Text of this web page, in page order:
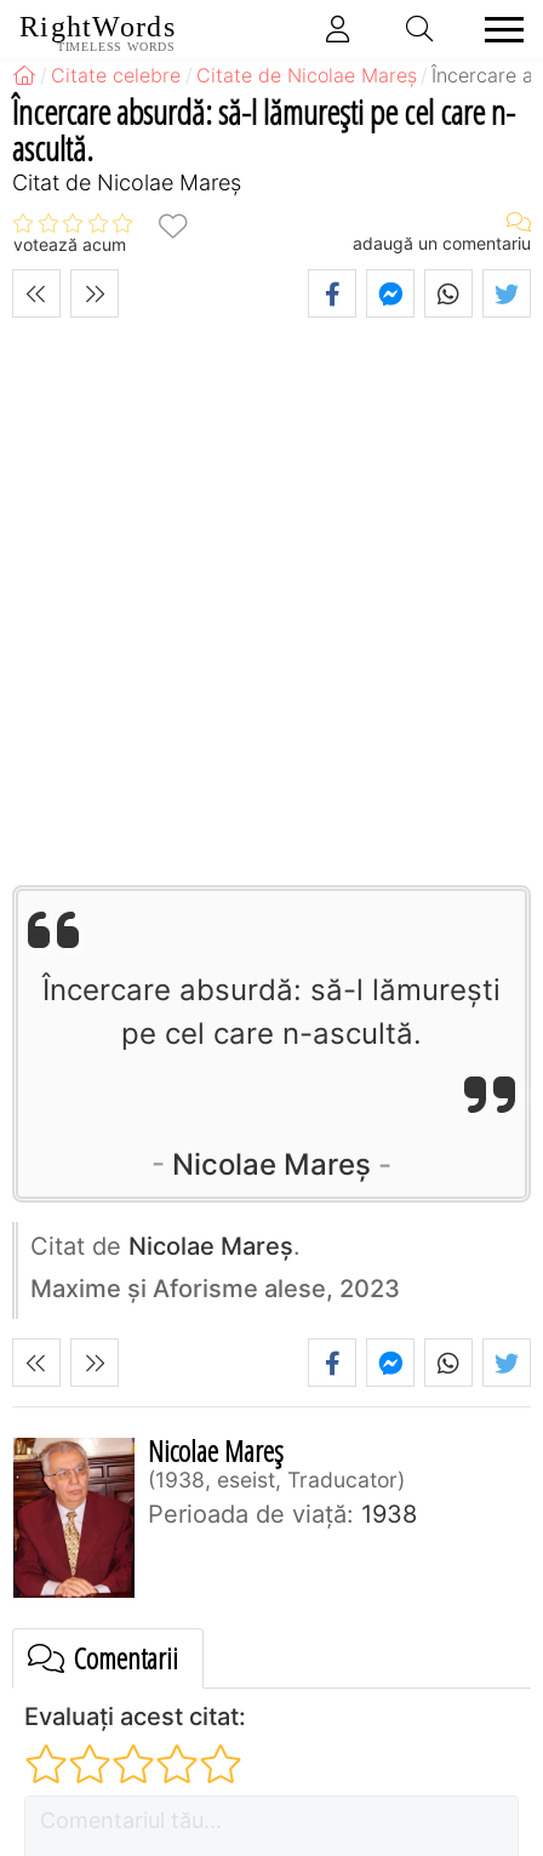
RightWords
TIMELESS WORDS
Citate celebre Citate de Nicolae Mareș Încercare
Încercare absurdă: să-l lămurești pe cel care n-
ascultă.
Citat de Nicolae Mareș
votează acum adaugă un comentariu
Încercare absurdă: să-l lămurești
pe cel care n-ascultă.
Nicolae Mareș
Citat de Nicolae Mareș.
Maxime și Aforisme alese, 2023
Nicolae Mareș
1938, eseist, Traducator
Perioada de viaţă: 1938
Comentarii
Evaluați acest citat: